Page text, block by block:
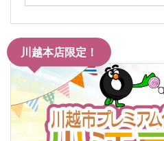
川越本店限定！